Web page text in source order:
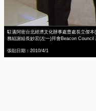
駐邁阿密台北經濟文化辦事處曹處長立傑
務組謝組長妙宏(左一)拜會Beacon Council
張貼日期：2010/4/1